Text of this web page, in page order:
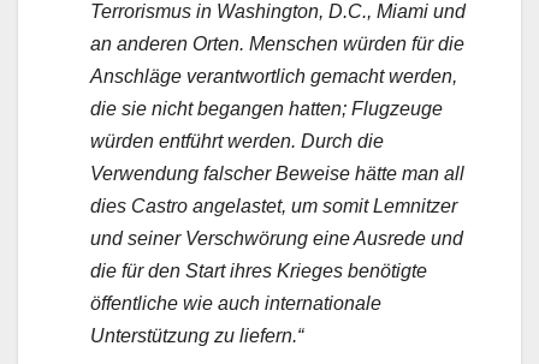
Terrorismus in Washington, D.C., Miami und
an anderen Orten. Menschen würden für die
Anschläge verantwortlich gemacht werden,
die sie nicht begangen hatten; Flugzeuge
würden entführt werden. Durch die
Verwendung falscher Beweise hätte man all
dies Castro angelastet, um somit Lemnitzer
und seiner Verschwörung eine Ausrede und
die für den Start ihres Krieges benötigte
öffentliche wie auch internationale
Unterstützung zu liefern.“